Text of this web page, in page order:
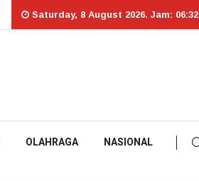
Saturday, 8 August 2026. Jam: 06:32
OLAHRAGA NASIONAL